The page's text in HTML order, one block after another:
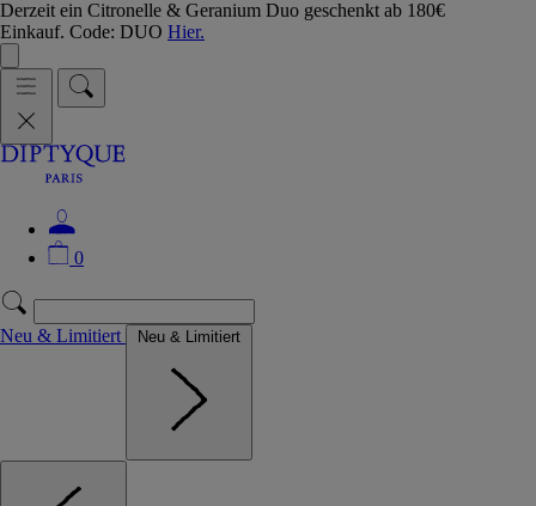
Derzeit ein Citronelle & Geranium Duo geschenkt ab 180€
Einkauf. Code: DUO Hier.
0
Neu & Limitiert Neu & Limitiert